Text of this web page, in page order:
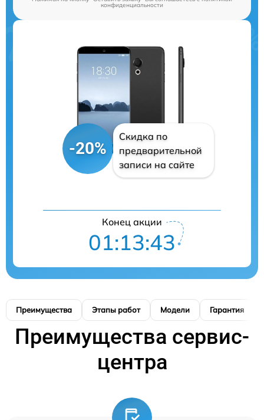
конфиденциальности
-20%
Скидка по
предварительной
записи на сайте
Конец акции
01:13:42
Преимущества Этапы работ Модели Гарантия
Преимущества сервис-
центра